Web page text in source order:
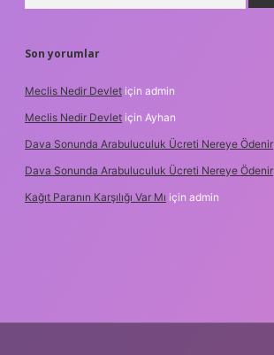
Son yorumlar
Meclis Nedir Devlet için admin
Meclis Nedir Devlet için Ayhan
Dava Sonunda Arabuluculuk Ücreti Nereye Ödenir
Dava Sonunda Arabuluculuk Ücreti Nereye Ödenir
Kağıt Paranın Karşılığı Var Mı için admin